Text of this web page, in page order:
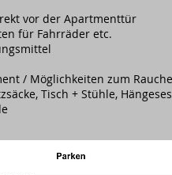
vor der Apartmenttür
für Fahrräder etc.
/ Möglichkeiten zum
Tisch + Stühle,